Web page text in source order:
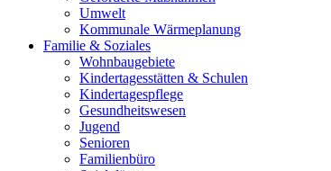
Umwelt
Kommunale Wärmeplanung
Familie & Soziales
Wohnbaugebiete
Kindertagesstätten & Schulen
Kindertagespflege
Gesundheitswesen
Jugend
Senioren
Familienbüro